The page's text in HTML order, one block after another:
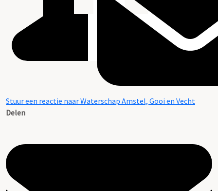
Stuur een reactie naar Waterschap Amstel, Gooi en Vecht
Delen